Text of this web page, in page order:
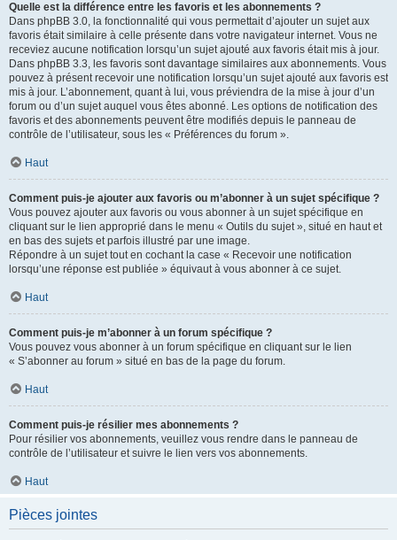
Quelle est la différence entre les favoris et les abonnements ?
Dans phpBB 3.0, la fonctionnalité qui vous permettait d’ajouter un sujet aux
favoris était similaire à celle présente dans votre navigateur internet. Vous ne
receviez aucune notification lorsqu’un sujet ajouté aux favoris était mis à jour.
Dans phpBB 3.3, les favoris sont davantage similaires aux abonnements. Vous
pouvez à présent recevoir une notification lorsqu’un sujet ajouté aux favoris est
mis à jour. L’abonnement, quant à lui, vous préviendra de la mise à jour d’un
forum ou d’un sujet auquel vous êtes abonné. Les options de notification des
favoris et des abonnements peuvent être modifiés depuis le panneau de
contrôle de l’utilisateur, sous les « Préférences du forum ».
Haut
Comment puis-je ajouter aux favoris ou m’abonner à un sujet spécifique ?
Vous pouvez ajouter aux favoris ou vous abonner à un sujet spécifique en
cliquant sur le lien approprié dans le menu « Outils du sujet », situé en haut et
en bas des sujets et parfois illustré par une image.
Répondre à un sujet tout en cochant la case « Recevoir une notification
lorsqu’une réponse est publiée » équivaut à vous abonner à ce sujet.
Haut
Comment puis-je m’abonner à un forum spécifique ?
Vous pouvez vous abonner à un forum spécifique en cliquant sur le lien
« S’abonner au forum » situé en bas de la page du forum.
Haut
Comment puis-je résilier mes abonnements ?
Pour résilier vos abonnements, veuillez vous rendre dans le panneau de
contrôle de l’utilisateur et suivre le lien vers vos abonnements.
Haut
Pièces jointes